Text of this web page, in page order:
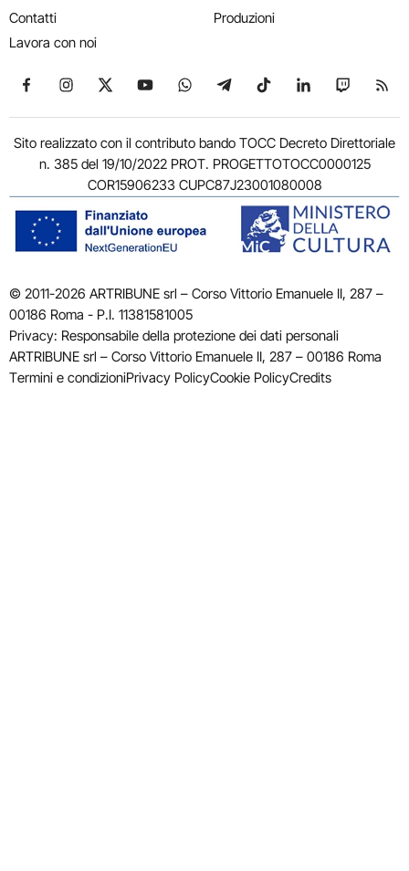
Contatti
Lavora con noi
Produzioni
Seguici su Facebook
Seguici su Instagram
Seguici su X
Seguici su YouTube
Seguici su WhatsApp
Seguici su Telegram
Seguici su TikTok
Seguici su
Seguici
Sito realizzato con il contributo bando TOCC Decreto Direttoriale
n. 385 del 19/10/2022 PROT. PROGETTOTOCC0000125
COR15906233 CUPC87J23001080008
© 2011-2026 ARTRIBUNE srl – Corso Vittorio Emanuele II, 287 –
00186 Roma - P.I. 11381581005
Privacy: Responsabile della protezione dei dati personali
ARTRIBUNE srl – Corso Vittorio Emanuele II, 287 – 00186 Roma
Termini e condizioniPrivacy PolicyCookie PolicyCredits